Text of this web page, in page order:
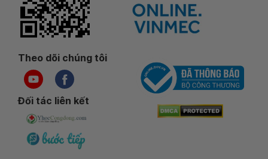
Theo dõi chúng tôi
Đối tác liên kết